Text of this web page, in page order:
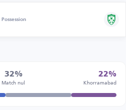
Possession
32%
Match nul
22%
Khorramabad